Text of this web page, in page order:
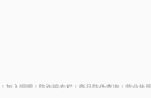
| 加入唱吧 | 防诈骗专栏 | 商品防伪查询 | 营业执